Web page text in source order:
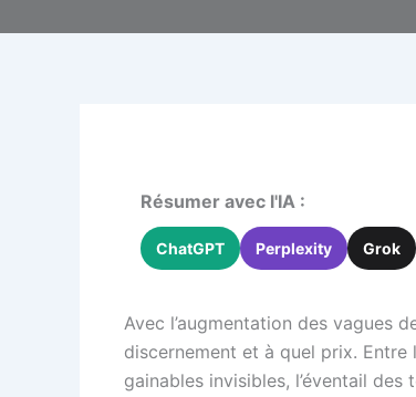
Résumer avec l'IA :
ChatGPT Perplexity Grok
Avec l’augmentation des vagues
discernement et à quel prix.
gainables invisibles, l’éventail